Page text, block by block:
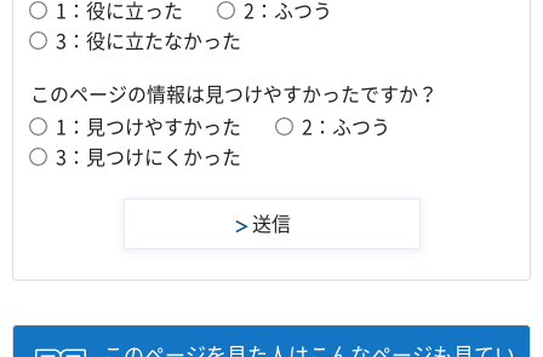
1：役に立った
2：ふつう
3：役に立たなかった
このページの情報は見つけやすかったですか？
1：見つけやすかった
2：ふつう
3：見つけにくかった